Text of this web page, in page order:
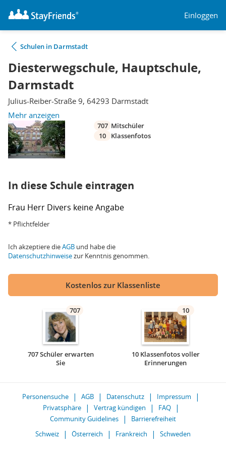
Einloggen
Schulen in Darmstadt
Diesterwegschule, Hauptschule,
Darmstadt
Julius-Reiber-Straße 9, 64293 Darmstadt
Mehr anzeigen
707 Mitschüler
10
Klassenfotos
In diese Schule eintragen
Frau Herr Divers keine Angabe
* Pflichtfelder
Ich akzeptiere dieAGB und habe die
Datenschutzhinweisezur Kenntnis genommen.
Kostenlos zur Klassenliste
707
707 Schüler erwarten
Sie
10
10 Klassenfotos voller
Erinnerungen
Personensuche AGB Datenschutz
Impressum
Privatsphäre
Vertrag kündigen
FAQ
Community Guidelines
Barrierefreiheit
Schweiz
Österreich Frankreich Schweden